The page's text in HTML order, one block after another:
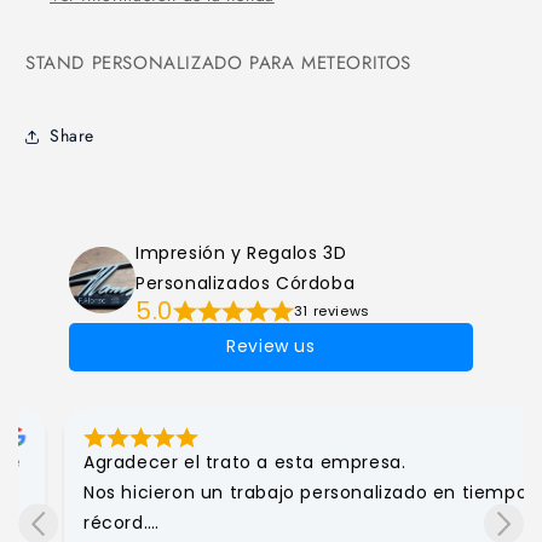
STAND PERSONALIZADO PARA METEORITOS
Share
Impresión y Regalos 3D
Personalizados Córdoba
5.0 31 reviews
Review us
Agradecer el trato a esta empresa.
Nos hicieron un trabajo personalizado en tiempo
récord.